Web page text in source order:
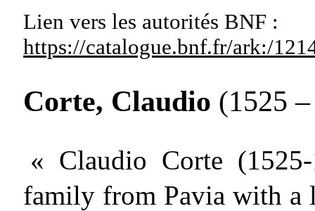
Lien vers les autorités BNF :
https://catalogue.bnf.fr/ark:/
Corte, Claudio (1525
« Claudio Corte
family from Pavia with a